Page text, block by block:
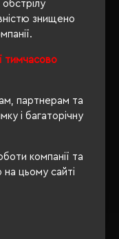
знищено
тимчасово
партнерам та
і багаторічну
компанії та
цьому сайті